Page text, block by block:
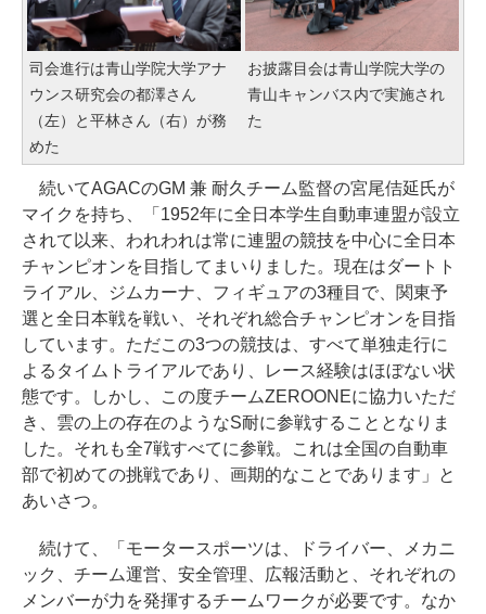
司会進行は青山学院大学アナ
ウンス研究会の都澤さん
（左）と平林さん（右）が務
めた
お披露目会は青山学院大学の
青山キャンバス内で実施され
た
続いてAGACのGM 兼 耐久チーム監督の宮尾佶延氏が
マイクを持ち、「1952年に全日本学生自動車連盟が設立
されて以来、われわれは常に連盟の競技を中心に全日本
チャンピオンを目指してまいりました。現在はダートト
ライアル、ジムカーナ、フィギュアの3種目で、関東予
選と全日本戦を戦い、それぞれ総合チャンピオンを目指
しています。ただこの3つの競技は、すべて単独走行に
よるタイムトライアルであり、レース経験はほぼない状
態です。しかし、この度チームZEROONEに協力いただ
き、雲の上の存在のようなS耐に参戦することとなりま
した。それも全7戦すべてに参戦。これは全国の自動車
部で初めての挑戦であり、画期的なことであります」と
あいさつ。
続けて、「モータースポーツは、ドライバー、メカニ
ック、チーム運営、安全管理、広報活動と、それぞれの
メンバーが力を発揮するチームワークが必要です。なか